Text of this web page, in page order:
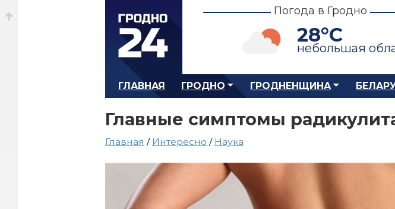
Погода в Гродно
28°C
небольшая
ГЛАВНАЯ ГРОДНО ГРОДНЕНЩИНА
Главные симптомы
Главная / Интересно / Наука